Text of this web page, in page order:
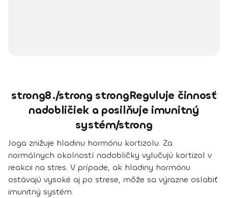
strong8./strong strongReguluje činnosť
nadobličiek a posilňuje imunitný
systém/strong
Joga znižuje hladinu hormónu kortizolu. Za
normálnych okolností nadobličky vylučujú kortizol v
reakcii na stres. V prípade, ak hladiny hormónu
ostávajú vysoké aj po strese, môže sa výrazne oslabiť
imunitný systém.